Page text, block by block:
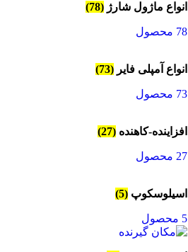
انواع ماژول شارژ (78)
78 محصول
انواع آمپلی فایر (73)
73 محصول
افزاینده-کاهنده (27)
27 محصول
اسیلوسکوپ (5)
5 محصول